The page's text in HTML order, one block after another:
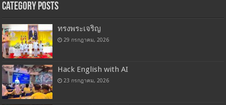
Category Posts
ทรงพระเจริญ
29 กรกฎาคม, 2026
Hack English with AI
23 กรกฎาคม, 2026